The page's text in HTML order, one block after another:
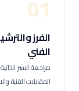
01
الفرز
الفني
مراجعة السير
المقابلات الفنية